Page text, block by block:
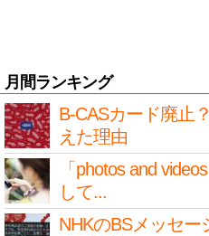
月間ランキング
B-CASカード廃止
えた理由
「photos and
して...
NHKのBSメッセ